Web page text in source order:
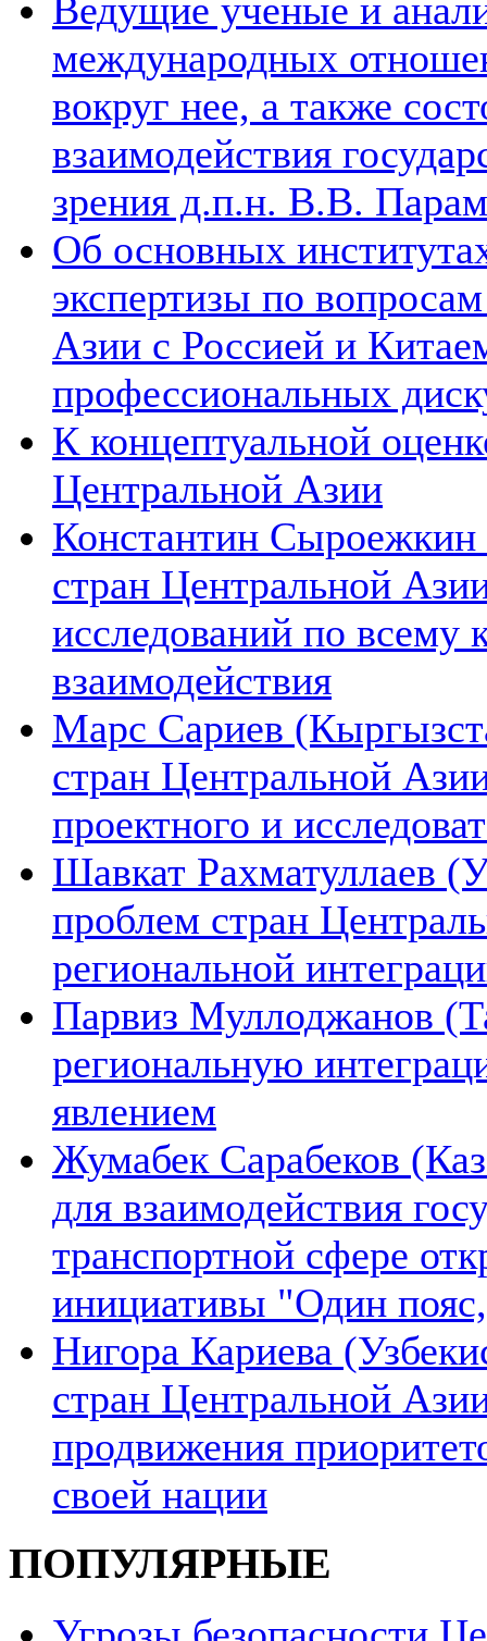
Ведущие ученые и
международных
вокруг нее, а также
взаимодействия
зрения д.п.н. В.В.
Об основных
экспертизы по
Азии с Россией и
профессиональных
К концептуальной
Центральной Азии
Константин Сыроежкин
стран Центральной
исследований по всему
взаимодействия
Марс Сариев
стран Центральной
проектного и
Шавкат Рахматуллаев
проблем стран
региональной
Парвиз Муллоджанов
региональную
явлением
Жумабек Сарабеков
для взаимодействия
транспортной сфере
инициативы "Один
Нигора Кариева
стран Центральной
продвижения
своей нации
ПОПУЛЯРНЫЕ